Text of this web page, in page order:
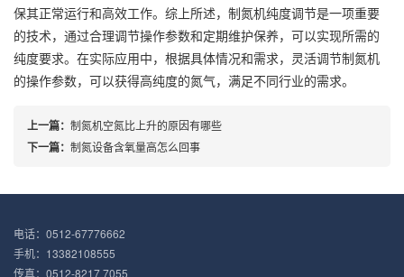
保其正常运行和高效工作。综上所述，制氮机纯度调节是一项重要
的技术，通过合理调节操作参数和定期维护保养，可以实现所需的
纯度要求。在实际应用中，根据具体情况和需求，灵活调节制氮机
的操作参数，可以获得高纯度的氮气，满足不同行业的需求。
上一篇： 制氮机空氮比上升的原因有哪些
下一篇： 制氮设备含氧量高怎么回事
电话：0512-67776662
手机：13382108555
传真：0512-8217 7055